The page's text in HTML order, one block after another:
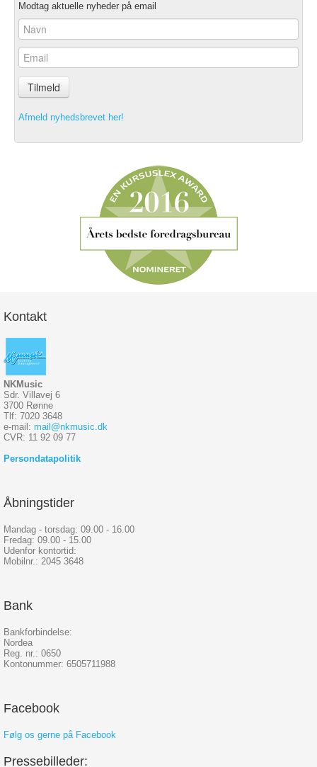
Modtag aktuelle nyheder på email
Tilmeld
Afmeld nyhedsbrevet her!
Kontakt
NKMusic
Sdr. Villavej 6
3700 Rønne
Tlf: 7020 3648
e-mail: mail@nkmusic.dk
CVR: 11 92 09 77
Persondatapolitik
Åbningstider
Mandag - torsdag: 09.00 - 16.00
Fredag: 09.00 - 15.00
Udenfor kontortid:
Mobilnr.: 2045 3648
Bank
Bankforbindelse:
Nordea
Reg. nr.: 0650
Kontonummer: 6505711988
Facebook
Følg os gerne på Facebook
Pressebilleder: